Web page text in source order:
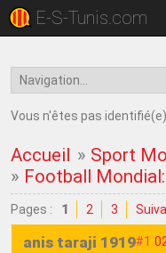
E-S-Tunis.com
Vous n'êtes pas identifié(e).
Accueil » Sport
» Football
Pages : 1 2 3
#1
anis taraji 1919